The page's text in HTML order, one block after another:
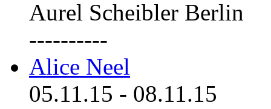
Aurel Scheibler Berlin
----------
Alice Neel
05.11.15 - 08.11.15